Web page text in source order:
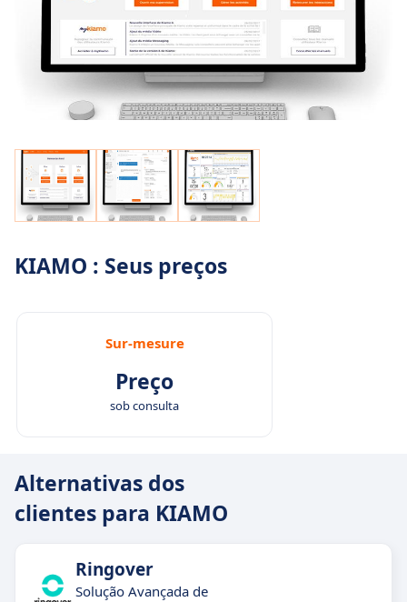
KIAMO : Seus preços
Sur-mesure
Preço
sob consulta
Alternativas dos
clientes para KIAMO
Ringover
Solução Avançada de